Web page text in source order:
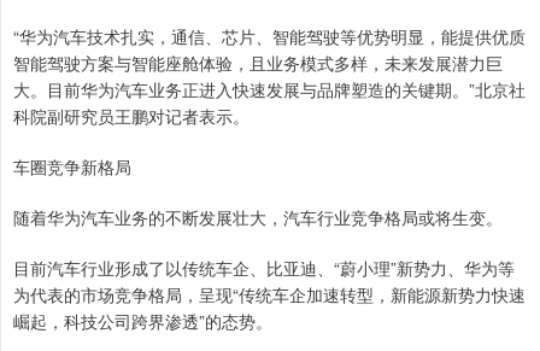
“华为汽车技术扎实，通信、芯片、智能驾驶等优势明显，能提供优质
智能驾驶方案与智能座舱体验，且业务模式多样，未来发展潜力巨
大。目前华为汽车业务正进入快速发展与品牌塑造的关键期。”北京社
科院副研究员王鹏对记者表示。
车圈竞争新格局
随着华为汽车业务的不断发展壮大，汽车行业竞争格局或将生变。
目前汽车行业形成了以传统车企、比亚迪、“蔚小理”新势力、华为等
为代表的市场竞争格局，呈现“传统车企加速转型，新能源新势力快速
崛起，科技公司跨界渗透”的态势。